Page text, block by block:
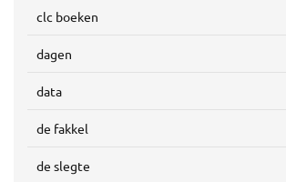
clc boeken
dagen
data
de fakkel
de slegte